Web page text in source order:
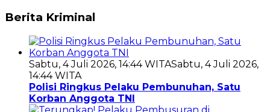
Berita Kriminal
Sabtu, 4 Juli 2026, 14:44 WITASabtu, 4 Juli 2026,
14:44 WITA
Polisi Ringkus Pelaku Pembunuhan, Satu
Korban Anggota TNI